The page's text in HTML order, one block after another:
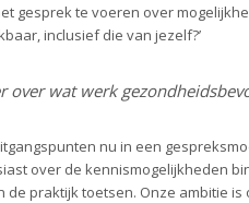
gesprek te voeren over
inclusief die van jezelf?’
over wat werk
nu in een
over de kennismogelijkheden
praktijk toetsen. Onze ambitie